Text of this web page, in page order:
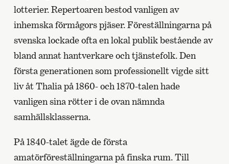
lotterier. Repertoaren bestod vanligen av
inhemska förmågors pjäser. Föreställningarna på
svenska lockade ofta en lokal publik bestående av
bland annat hantverkare och tjänstefolk. Den
första generationen som professionellt vigde sitt
liv åt Thalia på 1860- och 1870-talen hade
vanligen sina rötter i de ovan nämnda
samhällsklasserna.
På 1840-talet ägde de första
amatörföreställningarna på finska rum. Till